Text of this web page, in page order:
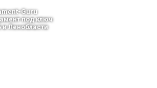
Guru
под ключ
и Ленобласти